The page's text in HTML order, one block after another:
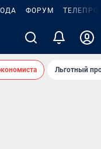
ФОРУМ
Льготный